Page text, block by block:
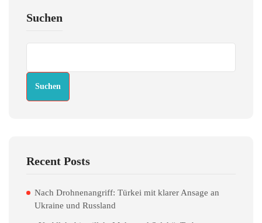
Suchen
Suchen
Recent Posts
Nach Drohnenangriff: Türkei mit klarer Ansage an
Ukraine und Russland